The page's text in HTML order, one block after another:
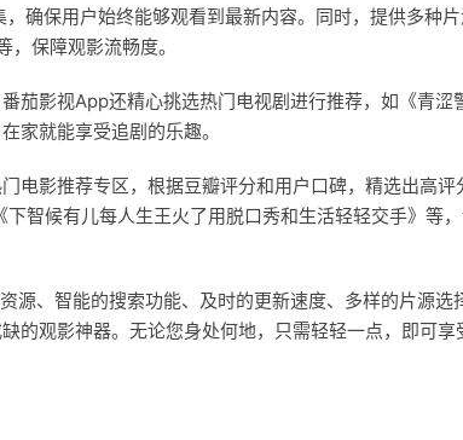
确保用户始终能够观看到最新内容。同时，提供多种片
保障观影流畅度。
茄影视App还精心挑选热门电视剧进行推荐，如《青涩
家就能享受追剧的乐趣。
电影推荐专区，根据豆瓣评分和用户口碑，精选出高评
智候有儿每人生王火了用脱口秀和生活轻轻交手》等
源、智能的搜索功能、及时的更新速度、多样的片源选
的观影神器。无论您身处何地，只需轻轻一点，即可享